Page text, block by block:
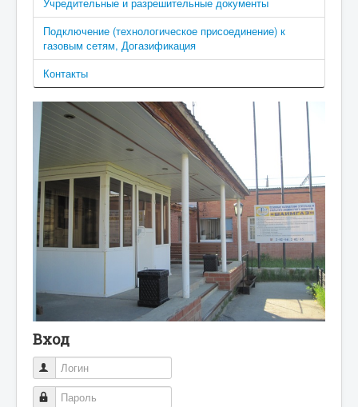
Подключение (технологическое присоединение) к
газовым сетям, Догазификация
Контакты
Вход
Логин
Пароль